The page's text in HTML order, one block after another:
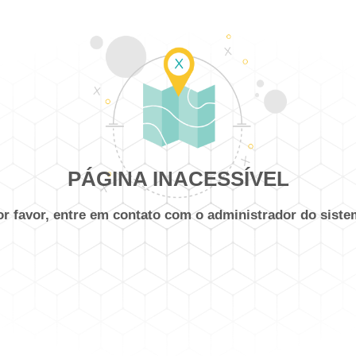
PÁGINA INACESSÍVEL
favor, entre em contato com o administrador do